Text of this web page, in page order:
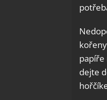
papíře
dejte